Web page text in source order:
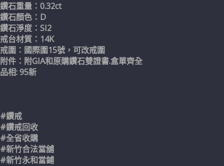
鑽石重量：0.32ct
鑽石顏色：D
鑽石淨度：SI2
戒台材質：14K
戒圍：國際圍15號，可改戒圍
附件：附GIA和原購鑽石雙證書.盒單齊全
品相: 95新
#鑽戒
#鑽戒回收
#全省收購
#新竹合法當舖
#新竹永和當鋪